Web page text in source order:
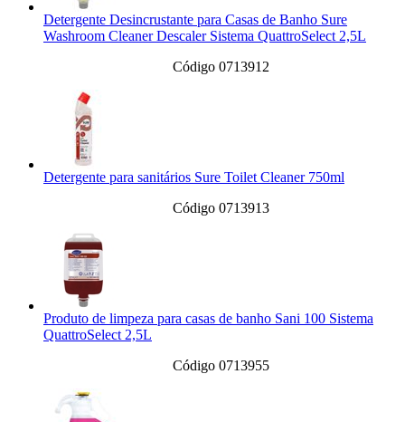
Detergente Desincrustante para Casas de Banho Sure
Washroom Cleaner Descaler Sistema QuattroSelect 2,5L
Código 0713912
Detergente para sanitários Sure Toilet Cleaner 750ml
Código 0713913
Produto de limpeza para casas de banho Sani 100 Sistema
QuattroSelect 2,5L
Código 0713955